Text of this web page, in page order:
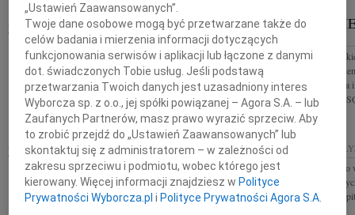
22.07.2026BIAŁYSTOK
Pani notariusz Halinie Dorocie Agaciak składamy
wyrazy głębokiego współczucia z powodu śmierci
Męża Rada Izby Notarialnej w Białymstoku oraz
koleżanki i koledzy...
PAWEŁ
Z głębokim
śmierci Pawła
współpracownika
Spółki Mercus
JERZY KULESZA 23.06.2026
BIAŁYSTOK
Z głębokim smutkiem przyjęliśmy wiadomość o
śmierci Jerzego Kuleszy Ojca naszego Kolegi W tych
trudnych chwilach składamy wyrazy szczerego
22.06.2026
Wyrazy
Ignacemu
składa Zespół
„Ustawień Zaawansowanych”.
Twoje dane osobowe mogą być przetwarzane także do
celów badania i mierzenia informacji dotyczących
funkcjonowania serwisów i aplikacji lub łączone z danymi
dot. świadczonych Tobie usług. Jeśli podstawą
przetwarzania Twoich danych jest uzasadniony interes
Wyborcza sp. z o.o., jej spółki powiązanej – Agora S.A. – lub
Zaufanych Partnerów, masz prawo wyrazić sprzeciw. Aby
to zrobić przejdź do „Ustawień Zaawansowanych” lub
skontaktuj się z administratorem – w zależności od
zakresu sprzeciwu i podmiotu, wobec którego jest
kierowany. Więcej informacji znajdziesz w Polityce
Prywatności Wyborcza.pl i Polityce Prywatności Agora S.A.